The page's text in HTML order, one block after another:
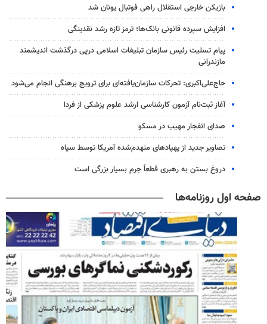
بازیکن خارجی استقلال راهی فوتبال یونان شد
افزایش سپرده قانونی بانک‌ها؛ ترمز تازه رشد نقدینگی
پیام تسلیت رئیس سازمان تبلیغات اسلامی درپی درگذشت اندیشمند
مازندرانی
حاج‌علی‌اکبری: تحرکات سازمان‌یافته‌ای برای ترویج برهنگی انجام می‌شود
آغاز ثبت‌نام‌ آزمون کارشناسی ارشد علوم پزشکی از فردا
صدای انفجار مهیب در مسکو
تصاویر جدید از پهپادهای منهدم‌شده آمریکا توسط سپاه
دروغ بستن به رهبری قطعاً جرم بسیار بزرگی است
صفحه اول روزنامه‌ها